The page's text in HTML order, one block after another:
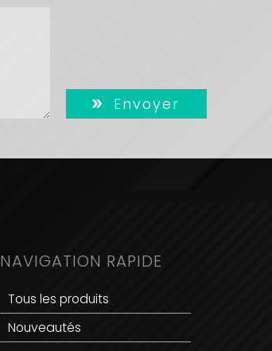
Envoyer
NAVIGATION RAPIDE
Tous les produits
Nouveautés